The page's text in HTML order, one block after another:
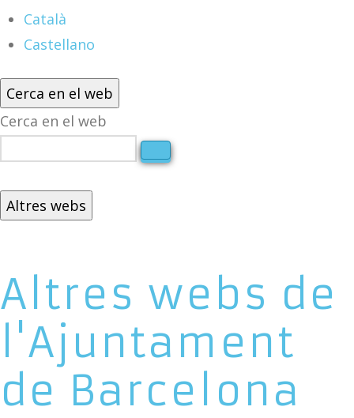
Català
Castellano
Cerca en el web
Cerca en el web
Altres webs
Altres webs de
l'Ajuntament
de Barcelona